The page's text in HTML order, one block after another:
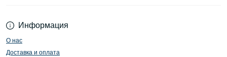
Информация
О нас
Доставка и оплата